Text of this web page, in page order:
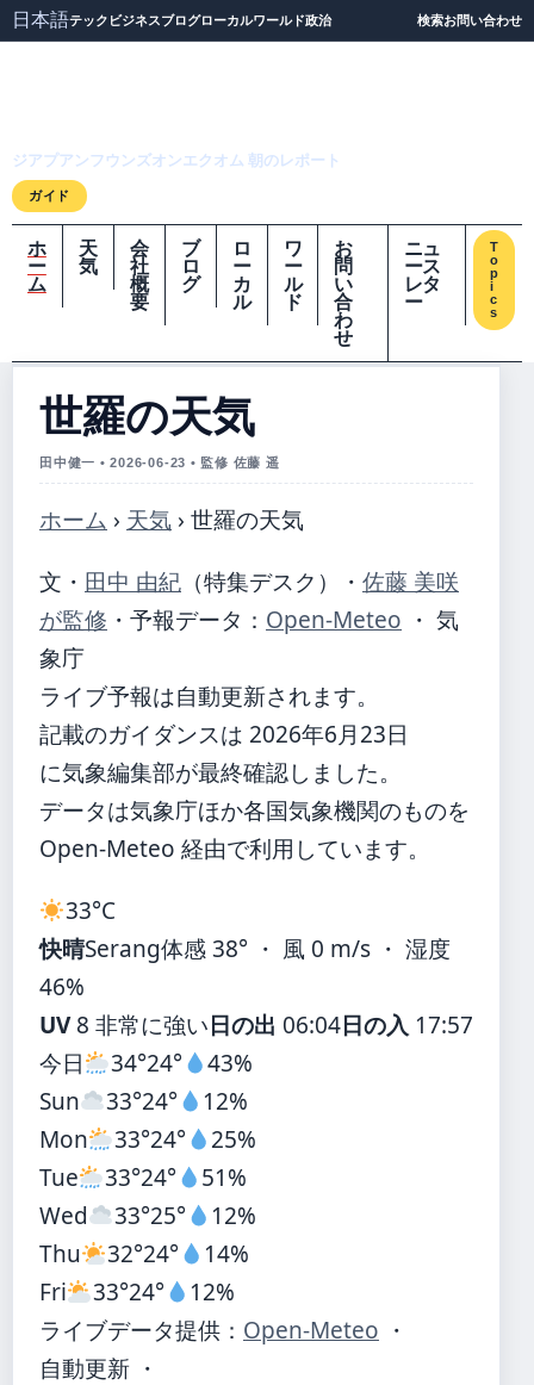
日本語テック ビジネスブログローカルワールド政治 検索お問い合わせ
ジアプアンフウンズオンエクオム 朝のレポート
ガイド
ホ
ー
ム
天
気
会
社
概
要
ブ
ロ
グ
ロ
ー
カ
ル
ワ
ー
ル
ド
お
問
い
合
わ
せ
ニュ
ース
レタ
ー
T
o
p
i
c
s
世羅の天気
田中健一 • 2026-06-23 • 監修 佐藤 遥
ホーム › 天気 › 世羅の天気
文・ 田中 由紀 （特集デスク） ・ 佐藤 美咲
が監修 ・ 予報データ： Open-Meteo ・ 気
象庁
ライブ予報は自動更新されます。
記載のガイダンスは 2026年6月23日
に気象編集部が最終確認しました。
データは気象庁ほか各国気象機関のものを
Open-Meteo 経由で利用しています。
33°C
快晴Serang体感 38° ・ 風 0 m/s ・ 湿度
46%
UV8 非常に強い日の出 06:04日の入 17:57
今日
34°24°
43%
Sun
33°24°
12%
Mon
33°24°
25%
Tue
33°24°
51%
Wed
33°25°
12%
Thu
32°24°
14%
Fri
33°24°
12%
ライブデータ提供： Open-Meteo ・
自動更新 ・